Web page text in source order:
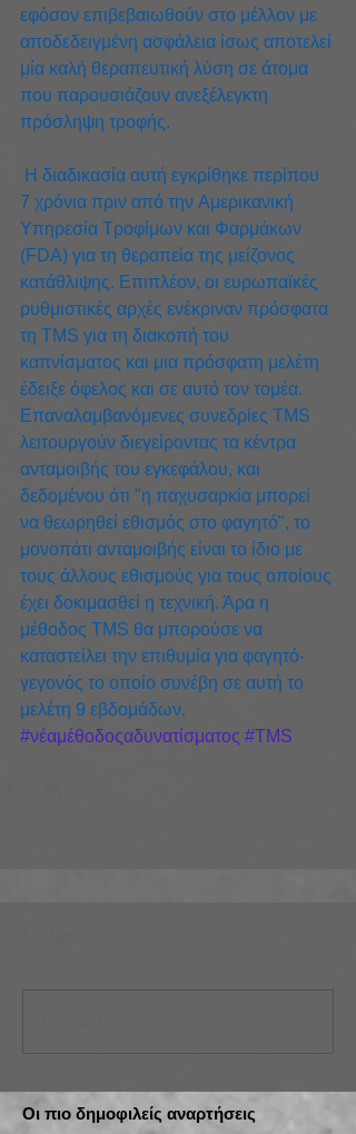
εφόσον επιβεβαιωθούν στο μέλλον με
αποδεδειγμένη ασφάλεια ίσως αποτελεί
μία καλή θεραπευτική λύση σε άτομα
που παρουσιάζουν ανεξέλεγκτη
πρόσληψη τροφής.
7 χρόνια πριν από την Aμερικανική
Υπηρεσία Τροφίμων και Φαρμάκων
(FDA) για τη θεραπεία της μείζονος
κατάθλιψης. Επιπλέον, οι ευρωπαϊκές
ρυθμιστικές αρχές ενέκριναν πρόσφατα
τη TMS για τη διακοπή του
καπνίσματος και μια πρόσφατη μελέτη
έδειξε όφελος και σε αυτό τον τομέα.
Επαναλαμβανόμενες συνεδρίες TMS
λειτουργούν διεγείροντας τα κέντρα
ανταμοιβής του εγκεφάλου, και
δεδομένου ότι "η παχυσαρκία μπορεί
να θεωρηθεί εθισμός στο φαγητό", το
μονοπάτι ανταμοιβής είναι το ίδιο με
τους άλλους εθισμούς για τους οποίους
έχει δοκιμασθεί η τεχνική. Άρα η
μέθοδος TMS θα μπορούσε να
καταστείλει την επιθυμία για φαγητό-
γεγονός το οποίο συνέβη σε αυτή το
μελέτη 9 εβδομάδων.
#νέαμέθοδοςαδυνατίσματος #TMS
Οι πιο δημοφιλείς αναρτήσεις